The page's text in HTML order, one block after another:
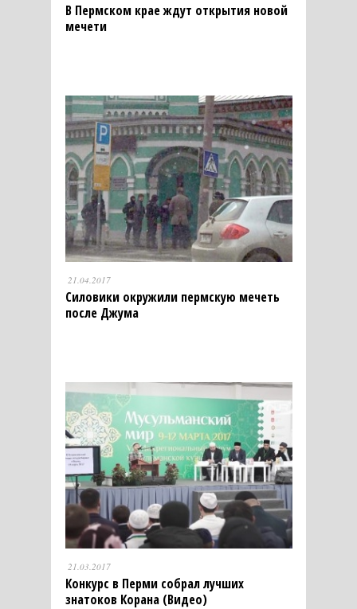
В Пермском крае ждут открытия новой
мечети
21.04.2017
Силовики окружили пермскую мечеть
после Джума
21.03.2017
Конкурс в Перми собрал лучших
знатоков Корана (Видео)